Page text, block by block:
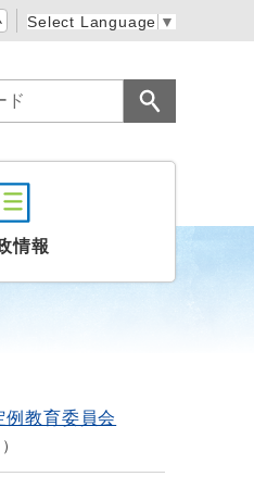
Select Language ▼
情報
例教育委員会